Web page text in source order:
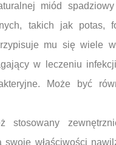
miód
takich jak potas,
mu się wiele
w leczeniu
Może być
stosowany
swoje właściwości